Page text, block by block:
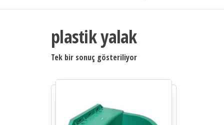
3989
plastik yalak
Tek bir sonuç gösteriliyor